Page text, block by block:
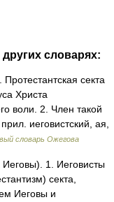
словарях:
секта
Христа
воли. 2. Член такой
иеговистский, ая,
словарь Ожегова
1. Иеговисты
секта,
Иеговы и